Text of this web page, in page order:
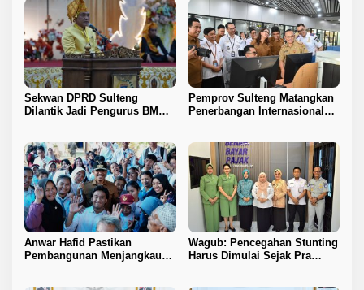
Sekwan DPRD Sulteng
Dilantik Jadi Pengurus BMA
Pemprov Sulteng Matangkan
Penerbangan Internasional
Anwar Hafid Pastikan
Pembangunan Menjangkau
Wagub: Pencegahan Stunting
Harus Dimulai Sejak Pra